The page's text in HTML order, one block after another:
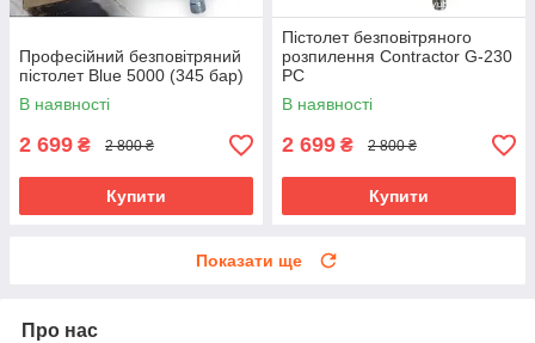
Професійний безповітряний
пістолет Blue 5000 (345 бар)
В наявності
2 699 ₴ 2 800 ₴
Купити
Пістолет безповітряного
розпилення Contractor G-230
PC
В наявності
2 699 ₴ 2 800 ₴
Купити
Показати ще
Про нас